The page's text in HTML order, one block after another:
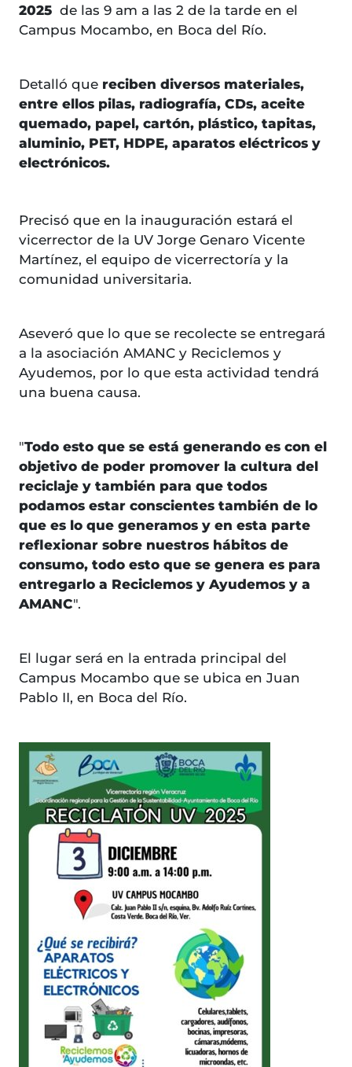
2025 de las 9 am a las 2 de la tarde en el
Campus Mocambo, en Boca del Río.
Detalló que reciben diversos materiales,
entre ellos pilas, radiografía, CDs, aceite
quemado, papel, cartón, plástico, tapitas,
aluminio, PET, HDPE, aparatos eléctricos y
electrónicos.
Precisó que en la inauguración estará el
vicerrector de la UV Jorge Genaro Vicente
Martínez, el equipo de vicerrectoría y la
comunidad universitaria.
Aseveró que lo que se recolecte se entregará
a la asociación AMANC y Reciclemos y
Ayudemos, por lo que esta actividad tendrá
una buena causa.
"Todo esto que se está generando es con el
objetivo de poder promover la cultura del
reciclaje y también para que todos
podamos estar conscientes también de lo
que es lo que generamos y en esta parte
reflexionar sobre nuestros hábitos de
consumo, todo esto que se genera es para
entregarlo a Reciclemos y Ayudemos y a
AMANC".
El lugar será en la entrada principal del
Campus Mocambo que se ubica en Juan
Pablo II, en Boca del Río.